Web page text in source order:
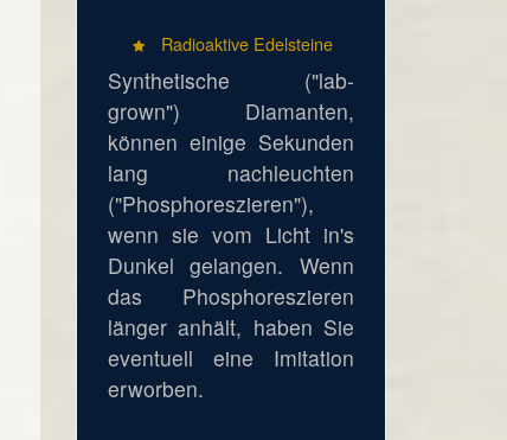
Radioaktive Edelsteine
Synthetische ("lab-
grown") Diamanten,
können einige Sekunden
lang nachleuchten
("Phosphoreszieren"),
wenn sie vom Licht in's
Dunkel gelangen. Wenn
das Phosphoreszieren
länger anhält, haben Sie
eventuell eine Imitation
erworben.